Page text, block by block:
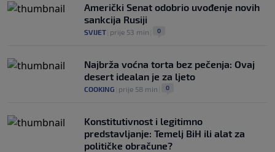
Američki Senat odobrio uvođenje novih
sankcija Rusiji
SVIJET prije 53 min 0
Najbrža voćna torta bez pečenja: Ovaj
desert idealan je za ljeto
COOKING prije 58 min 0
Konstitutivnost i legitimno
predstavljanje: Temelj BiH ili alat za
političke obračune?